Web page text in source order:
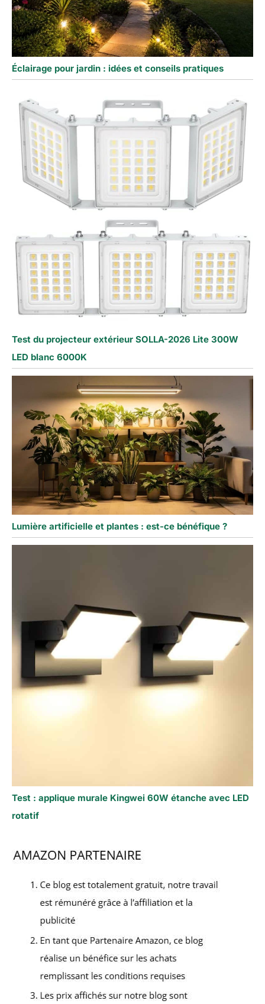
Éclairage pour jardin : idées et conseils pratiques
Test du projecteur extérieur SOLLA-2026 Lite 300W
LED blanc 6000K
Lumière artificielle et plantes : est-ce bénéfique ?
Test : applique murale Kingwei 60W étanche avec LED
rotatif